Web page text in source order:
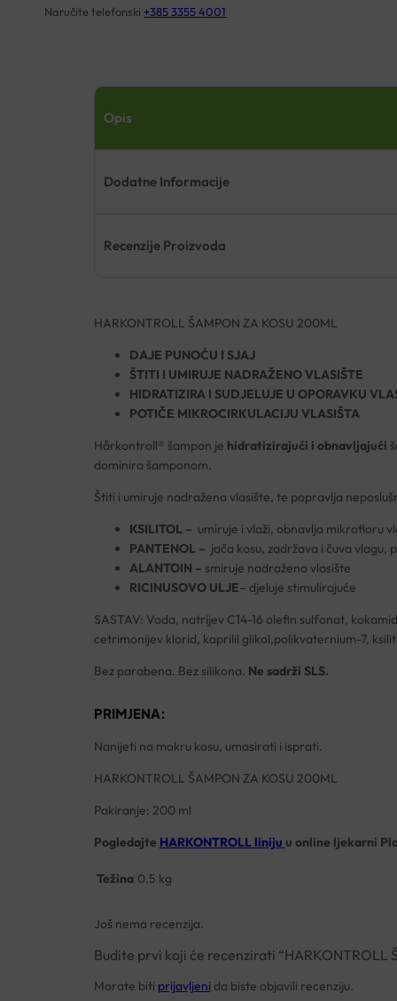
Naručite telefonski +385 3355 4001
Opis
Dodatne Informacije
Recenzije Proizvoda
HARKONTROLL ŠAMPON ZA KOSU 200ML
DAJE PUNOĆU I SJAJ
ŠTITI I UMIRUJE NADRAŽENO VLASIŠTE
HIDRATIZIRA I SUDJELUJE U OPORAVKU
POTIČE MIKROCIRKULACIJU VLASIŠTA
Hårkontroll® šampon je hidratizirajući i obnavljajući
dominira šamponom.
Štiti i umiruje nadraženo vlasište, te popravlja
KSILITOL – umiruje i vlaži, obnavlja mikrofloru
PANTENOL – jača kosu, zadržava i čuva vlagu,
ALANTOIN – smiruje nadraženo vlasište
RICINUSOVO ULJE– djeluje stimulirajuće
SASTAV: Voda, natrijev C14-16 olefin sulfonat,
cetrimonijev klorid, kaprilil glikol,polikvaternium-7,
Bez parabena. Bez silikona. ‍ Ne sadrži SLS.
PRIMJENA:
Nanijeti na mokru kosu, umasirati i isprati.
HARKONTROLL ŠAMPON ZA KOSU 200ML
Pakiranje: 200 ml
Pogledajte HARKONTROLL liniju u online ljekarni
Težina 0.5 kg
Još nema recenzija.
Budite prvi koji će recenzirati “HARKONTROLL
Morate biti prijavljeni da biste objavili recenziju.